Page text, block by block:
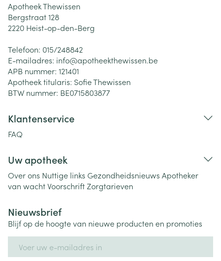
Apotheek Thewissen
Bergstraat 128
2220 Heist-op-den-Berg
Telefoon: 015/248842
E-mailadres: info@apotheekthewissen.be
APB nummer: 121401
Apotheek titularis: Sofie Thewissen
BTW nummer: BE0715803877
Klantenservice
FAQ
Uw apotheek
Over ons Nuttige links Gezondheidsnieuws Apotheker
van wachtVoorschriftZorgtarieven
Nieuwsbrief
Blijf op de hoogte van nieuwe producten en promoties